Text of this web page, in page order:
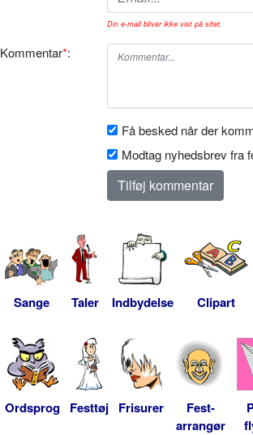
Din e-mail bliver ikke vist på sitet.
Kommentar*:
Få besked når der
Modtag nyhedsbrev fra
Sange Taler Indbydelse Clipart
Ordsprog Festtøj Frisurer
Fest-
arrangør